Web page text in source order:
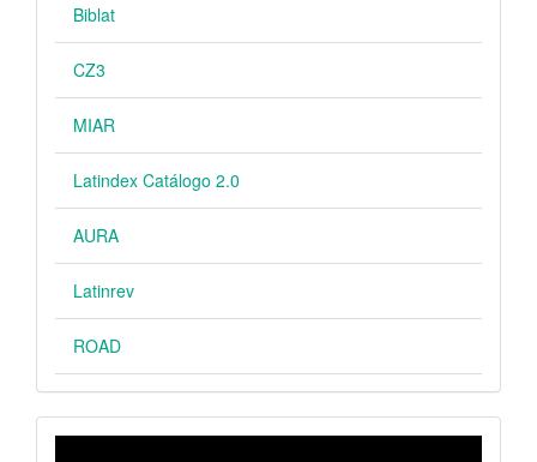
Biblat
CZ3
MIAR
Latindex Catálogo 2.0
AURA
Latinrev
ROAD
VIDEO